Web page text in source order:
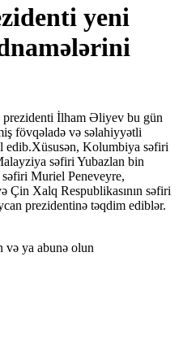
yeni
prezidenti İlham Əliyev bu gün
fövqəladə və səlahiyyətli
edib.Xüsusən, Kolumbiya səfiri
səfiri Yubazlan bin
səfiri Muriel Peneveyre,
Xalq Respublikasının səfiri
prezidentinə təqdim ediblər.
və ya abunə olun